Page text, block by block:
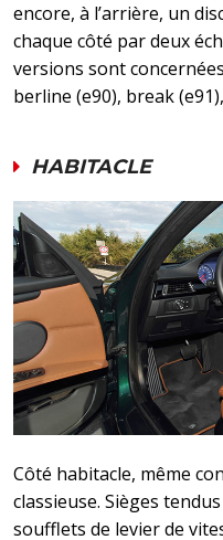
encore, à l’arrière, un
chaque côté par deux
versions sont
berline (e90), break
HABITACLE
Côté habitacle, même
classieuse. Sièges
soufflets de levier de